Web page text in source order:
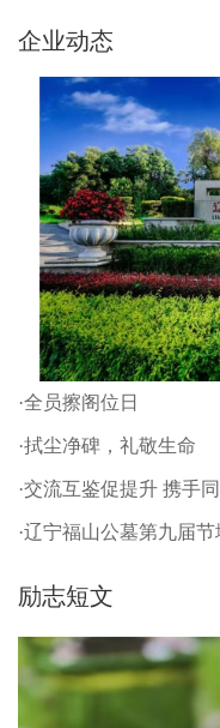
企业动态
·全员擦阁位日
·拭尘净碑，礼敬生命
·交流互鉴促提升 携手
·辽宁福山公墓第九届
励志短文